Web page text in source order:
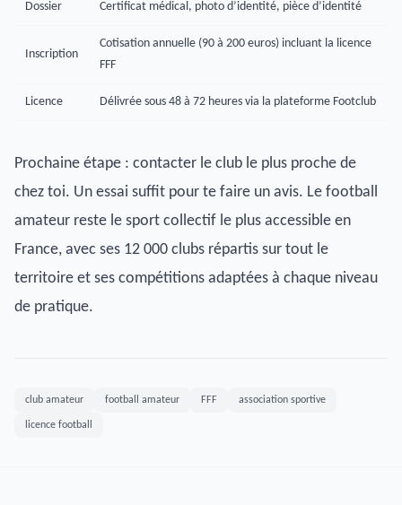
Dossier Certificat médical, photo d’identité, pièce d’identité
Inscription
Cotisation annuelle (90 à 200 euros) incluant la licence
FFF
Licence Délivrée sous 48 à 72 heures via la plateforme Footclub
Prochaine étape : contacter le club le plus proche de
chez toi. Un essai suffit pour te faire un avis. Le football
amateur reste le sport collectif le plus accessible en
France, avec ses 12 000 clubs répartis sur tout le
territoire et ses compétitions adaptées à chaque niveau
de pratique.
club amateur football amateur FFF association sportive
licence football